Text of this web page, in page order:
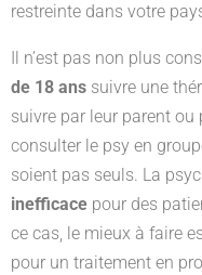
restreinte dans votre
Il n’est pas non plus
de 18 ans suivre une
suivre par leur parent ou
consulter le psy en
soient pas seuls. La
inefficace pour des
ce cas, le mieux à faire
pour un traitement en